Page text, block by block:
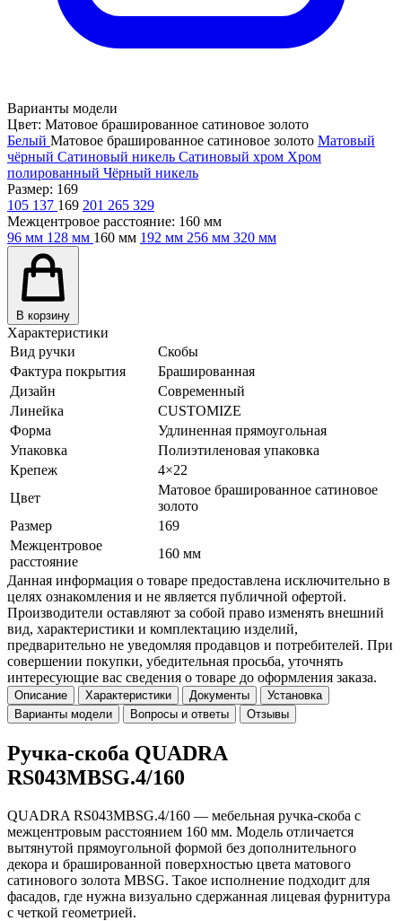
Варианты модели
Цвет: Матовое брашированное сатиновое золото
Белый Матовое брашированное сатиновое золото Матовый
чёрный Сатиновый никель Сатиновый хром Хром
полированный Чёрный никель
Размер: 169
105 137 169 201 265 329
Межцентровое расстояние: 160 мм
96 мм 128 мм 160 мм 192 мм 256 мм 320 мм
В корзину
Характеристики
Вид ручки
Скобы
Фактура покрытия
Брашированная
Дизайн
Современный
Линейка
CUSTOMIZE
Форма
Удлиненная прямоугольная
Упаковка
Полиэтиленовая упаковка
Крепеж
4×22
Цвет
Матовое брашированное сатиновое
золото
Размер
169
Межцентровое
расстояние
160 мм
Данная информация о товаре предоставлена исключительно в
целях ознакомления и не является публичной офертой.
Производители оставляют за собой право изменять внешний
вид, характеристики и комплектацию изделий,
предварительно не уведомляя продавцов и потребителей. При
совершении покупки, убедительная просьба, уточнять
интересующие вас сведения о товаре до оформления заказа.
Описание Характеристики Документы
Установка
Варианты модели
Вопросы и ответы Отзывы
Ручка-скоба QUADRA
RS043MBSG.4/160
QUADRA RS043MBSG.4/160 — мебельная ручка-скоба с
межцентровым расстоянием 160 мм. Модель отличается
вытянутой прямоугольной формой без дополнительного
декора и брашированной поверхностью цвета матового
сатинового золота MBSG. Такое исполнение подходит для
фасадов, где нужна визуально сдержанная лицевая фурнитура
с четкой геометрией.